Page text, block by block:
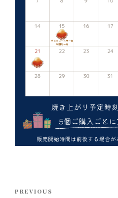
Previous
PREVIOUS